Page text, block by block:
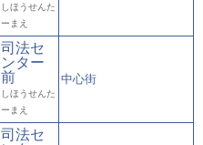
しほうせんた
ーまえ
司法セ
ンター
前
しほうせんた
ーまえ
中心街
司法セ